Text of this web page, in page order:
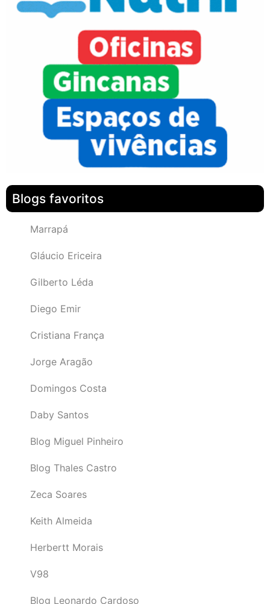
Blogs favoritos
Marrapá
Gláucio Ericeira
Gilberto Léda
Diego Emir
Cristiana França
Jorge Aragão
Domingos Costa
Daby Santos
Blog Miguel Pinheiro
Blog Thales Castro
Zeca Soares
Keith Almeida
Herbertt Morais
V98
Blog Leonardo Cardoso